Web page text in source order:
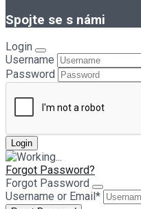
Spojte se s námi
Login
Username
Password
Forgot Password?
Forgot Password
Username or Email *